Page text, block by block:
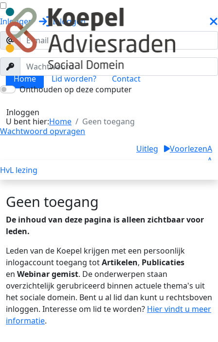
Inloggen Inloggen
Onthouden op deze computer
Inloggen
Wachtwoord opvragen
HvL lezing
Home Lid worden? Contact
U bent hier:Home Geen toegang
Uitleg VoorlezenA
A
Geen toegang
De inhoud van deze pagina is alleen zichtbaar voor
leden.
Leden van de Koepel krijgen met een persoonlijk
inlogaccount toegang totArtikelen, Publicaties
en Webinar gemist. De onderwerpen staan
overzichtelijk gerubriceerd binnen actuele thema's uit
het sociale domein. Bent u al lid dan kunt u rechtsboven
inloggen. Interesse om lid te worden? Hier vindt u meer
informatie.